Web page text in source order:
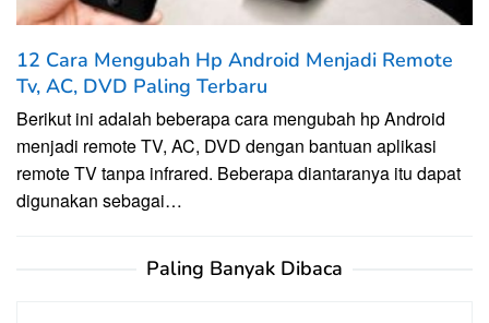
12 Cara Mengubah Hp Android Menjadi Remote
Tv, AC, DVD Paling Terbaru
Berikut ini adalah beberapa cara mengubah hp Android
menjadi remote TV, AC, DVD dengan bantuan aplikasi
remote TV tanpa infrared. Beberapa diantaranya itu dapat
digunakan sebagai…
Paling Banyak Dibaca